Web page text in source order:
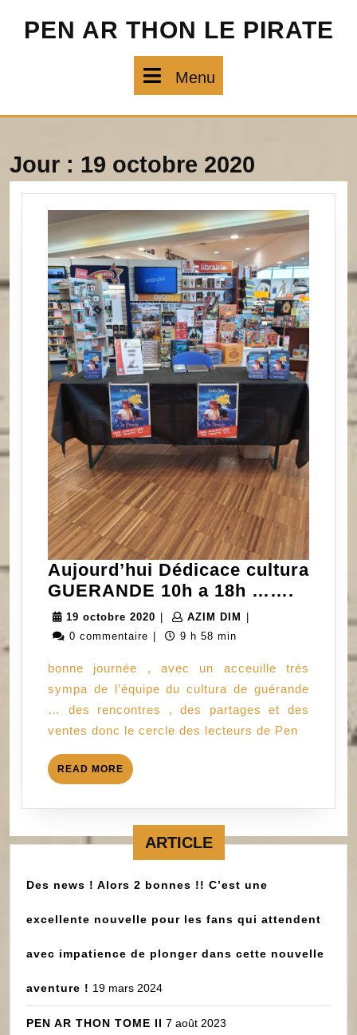
contentPEN AR THON LE PIRATE
Menu
Jour : 19 octobre 2020
Aujourd’hui Dédicace cultura
GUERANDE 10h a 18h …….
cultura
10h
a
18h
…….
19 octobre 2020 19
octobre
| AZIM DIM AZIM
|
0 commentaire | 9 h 58 min
bonne journée , avec un acceuille trés
sympa de l’équipe du cultura de guérande
… des rencontres , des partages et des
ventes donc le cercle des lecteurs de Pen
READ MORE READ
MORE
ARTICLE
Des news ! Alors 2 bonnes !! C’est une
excellente nouvelle pour les fans qui attendent
avec impatience de plonger dans cette nouvelle
aventure ! 19 mars 2024
PEN AR THON TOME II 7 août 2023